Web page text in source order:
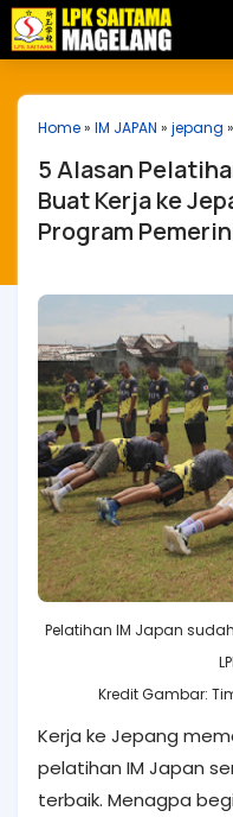
Home» IM JAPAN » jepang »
5 Alasan
Buat Kerja ke
Program
Pelatihan IM Japan
Kredit Gambar:
Kerja ke Jepang
pelatihan IM Japan
terbaik. Menagpa